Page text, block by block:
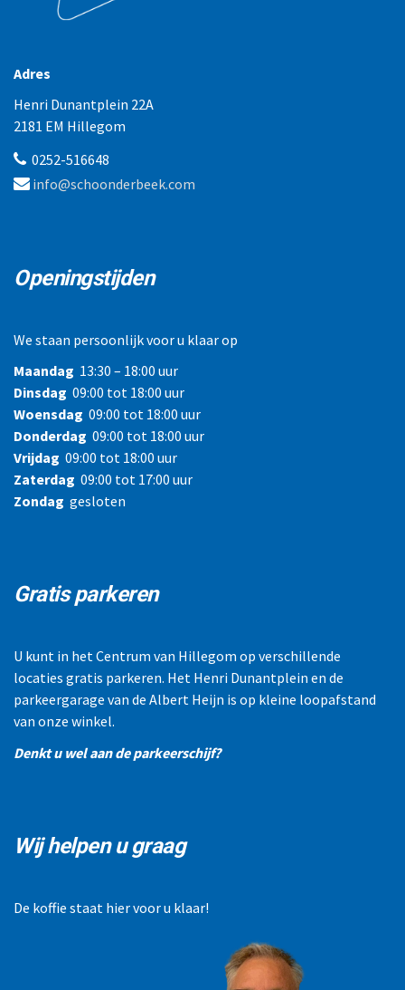
Adres
Henri Dunantplein 22A
2181 EM Hillegom
0252-516648
info@schoonderbeek.com
Openingstijden
We staan persoonlijk voor u klaar op
Maandag 13:30 – 18:00 uur
Dinsdag 09:00 tot 18:00 uur
Woensdag 09:00 tot 18:00 uur
Donderdag 09:00 tot 18:00 uur
Vrijdag 09:00 tot 18:00 uur
Zaterdag 09:00 tot 17:00 uur
Zondag gesloten
Gratis parkeren
U kunt in het Centrum van Hillegom op verschillende
locaties gratis parkeren. Het Henri Dunantplein en de
parkeergarage van de Albert Heijn is op kleine loopafstand
van onze winkel.
Denkt u wel aan de parkeerschijf?
Wij helpen u graag
De koffie staat hier voor u klaar!